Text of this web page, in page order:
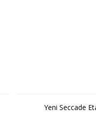
Yeni Seccade